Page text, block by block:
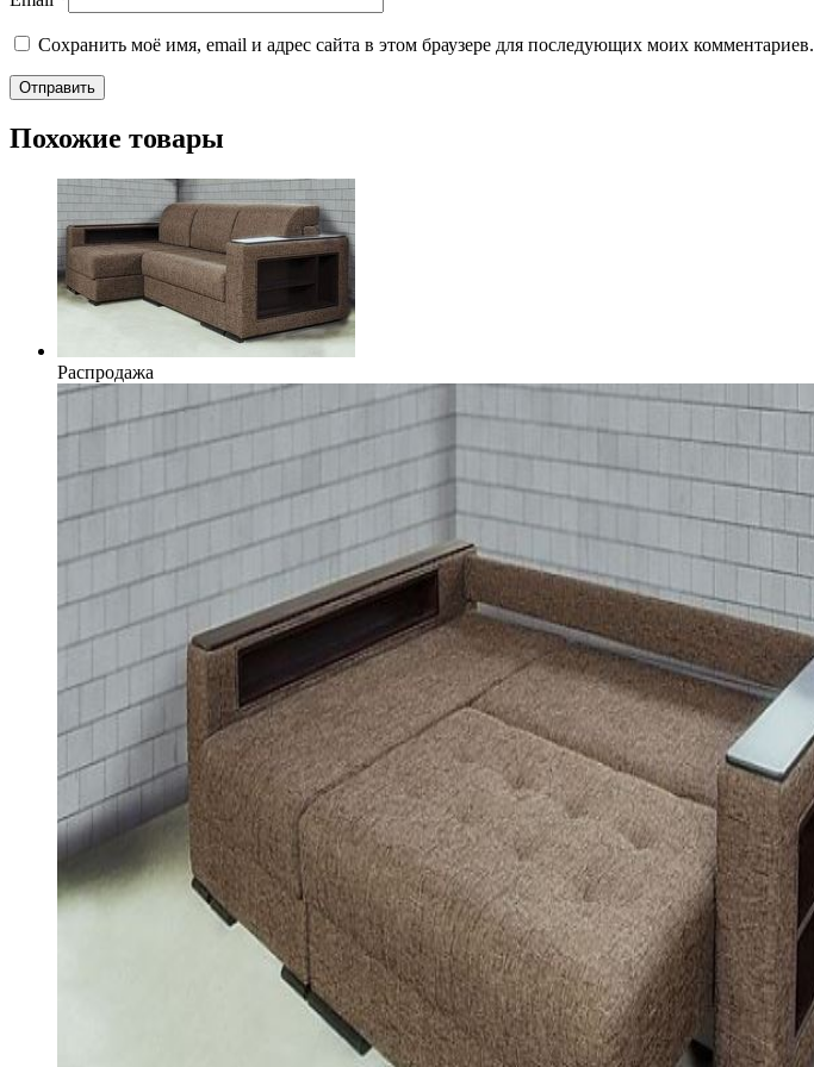
Сохранить моё имя, email и адрес сайта в этом браузере для последующих моих комментариев.
Похожие товары
Распродажа